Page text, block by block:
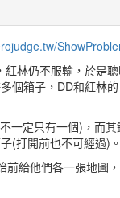
紅林仍不服輸，於是
個箱子，DD和紅林
一定只有一個)，而
(打開前也不可經過)
前給他們各一張地圖